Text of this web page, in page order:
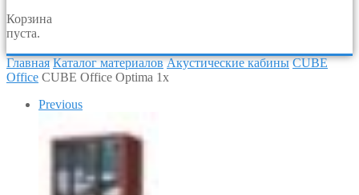
Корзина
пуста.
Главная Каталог материалов Акустические кабины CUBE
Office CUBE Office Optima 1x
Previous